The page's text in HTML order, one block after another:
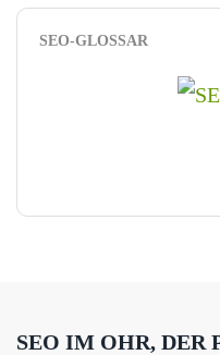
SEO-GLOSSAR
SEO IM OHR, DER